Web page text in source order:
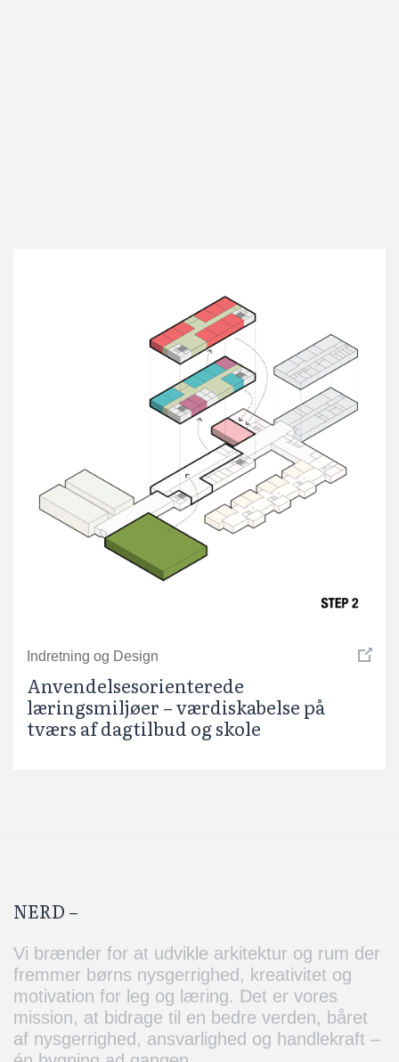
Indretning og Design
Anvendelsesorienterede
læringsmiljøer – værdiskabelse på
tværs af dagtilbud og skole
NERD –
Vi brænder for at udvikle arkitektur og rum der
fremmer børns nysgerrighed, kreativitet og
motivation for leg og læring. Det er vores
mission, at bidrage til en bedre verden, båret
af nysgerrighed, ansvarlighed og handlekraft –